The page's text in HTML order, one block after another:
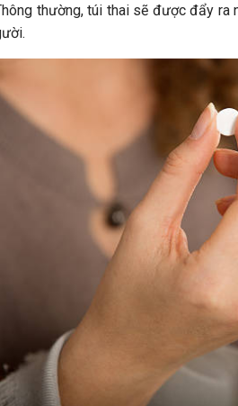
thường, túi thai sẽ được đẩy ra